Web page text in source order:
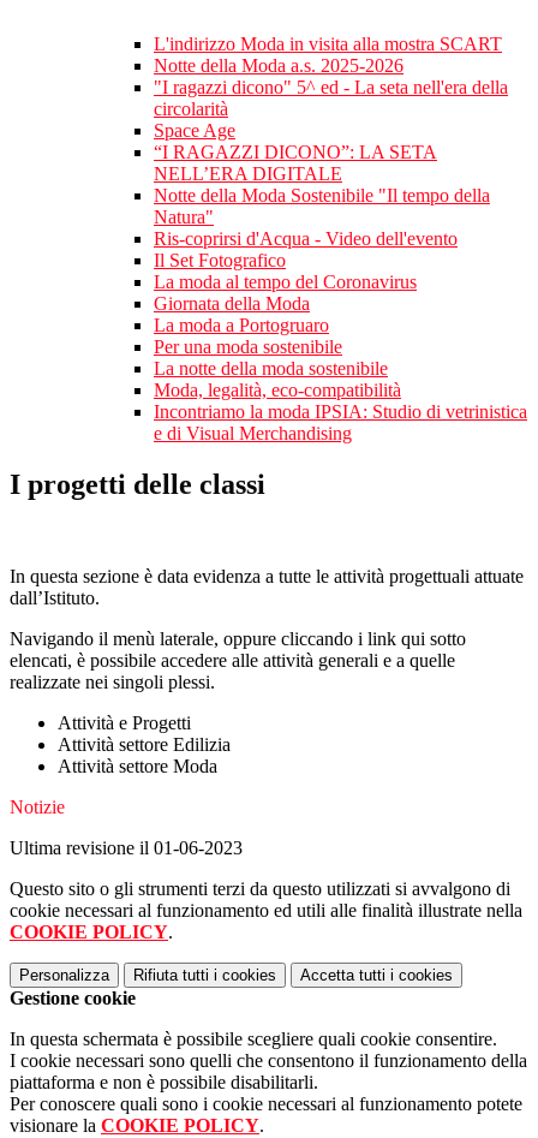
L'indirizzo Moda in visita alla mostra SCART
Notte della Moda a.s. 2025-2026
"I ragazzi dicono" 5^ ed - La seta nell'era della
circolarità
Space Age
“I RAGAZZI DICONO”: LA SETA
NELL’ERA DIGITALE
Notte della Moda Sostenibile "Il tempo della
Natura"
Ris-coprirsi d'Acqua - Video dell'evento
Il Set Fotografico
La moda al tempo del Coronavirus
Giornata della Moda
La moda a Portogruaro
Per una moda sostenibile
La notte della moda sostenibile
Moda, legalità, eco-compatibilità
Incontriamo la moda IPSIA: Studio di vetrinistica
e di Visual Merchandising
I progetti delle classi
In questa sezione è data evidenza a tutte le attività progettuali attuate
dall’Istituto.
Navigando il menù laterale, oppure cliccando i link qui sotto
elencati, è possibile accedere alle attività generali e a quelle
realizzate nei singoli plessi.
Attività e Progetti
Attività settore Edilizia
Attività settore Moda
Notizie
Ultima revisione il 01-06-2023
Questo sito o gli strumenti terzi da questo utilizzati si avvalgono di
cookie necessari al funzionamento ed utili alle finalità illustrate nella
COOKIE POLICY.
Personalizza Rifiuta tutti i cookies Accetta tutti i cookies
Gestione cookie
In questa schermata è possibile scegliere quali cookie consentire.
I cookie necessari sono quelli che consentono il funzionamento della
piattaforma e non è possibile disabilitarli.
Per conoscere quali sono i cookie necessari al funzionamento potete
visionare la COOKIE POLICY.